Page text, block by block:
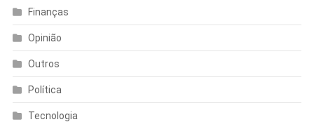
Finanças
Opinião
Outros
Política
Tecnologia